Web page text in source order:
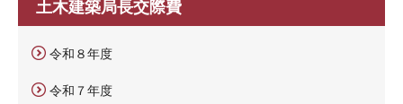
土木建築局長交際費
令和８年度
令和７年度